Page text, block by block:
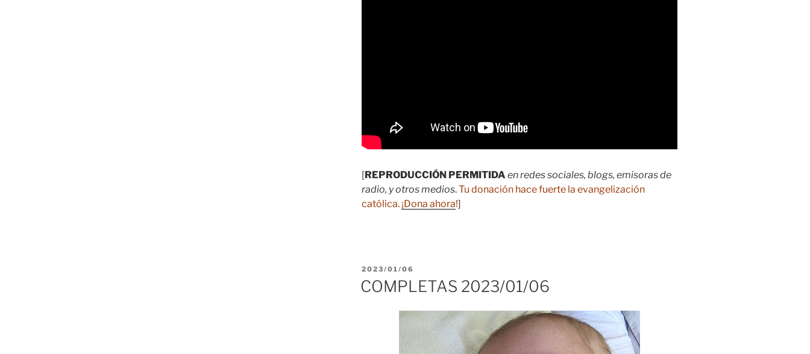
[REPRODUCCIÓN PERMITIDA en redes sociales, blogs, emisoras de
radio, y otros medios.Tu donación hace fuerte la evangelización
católica. ¡Dona ahora!]
PUBLICADO
EL
2023/01/06
COMPLETAS 2023/01/06